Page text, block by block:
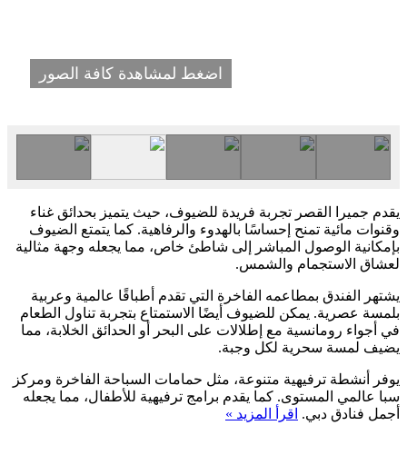
اضغط لمشاهدة كافة الصور
يقدم جميرا القصر تجربة فريدة للضيوف، حيث يتميز بحدائق غناء
وقنوات مائية تمنح إحساسًا بالهدوء والرفاهية. كما يتمتع الضيوف
بإمكانية الوصول المباشر إلى شاطئ خاص، مما يجعله وجهة مثالية
لعشاق الاستجمام والشمس.
يشتهر الفندق بمطاعمه الفاخرة التي تقدم أطباقًا عالمية وعربية
بلمسة عصرية. يمكن للضيوف أيضًا الاستمتاع بتجربة تناول الطعام
في أجواء رومانسية مع إطلالات على البحر أو الحدائق الخلابة، مما
يضيف لمسة سحرية لكل وجبة.
يوفر أنشطة ترفيهية متنوعة، مثل حمامات السباحة الفاخرة ومركز
سبا عالمي المستوى. كما يقدم برامج ترفيهية للأطفال، مما يجعله
أجمل فنادق دبي. اقرأ المزيد »